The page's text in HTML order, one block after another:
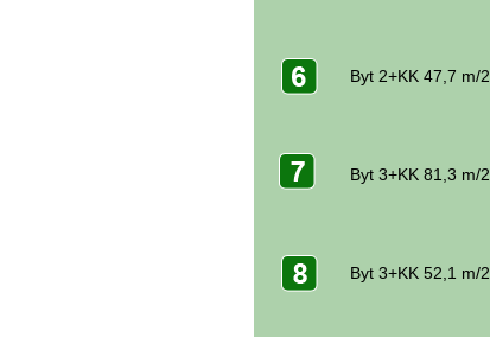
Byt 2+KK 47,7 m/2
Byt 3+KK 81,3 m/2
Byt 3+KK 52,1 m/2